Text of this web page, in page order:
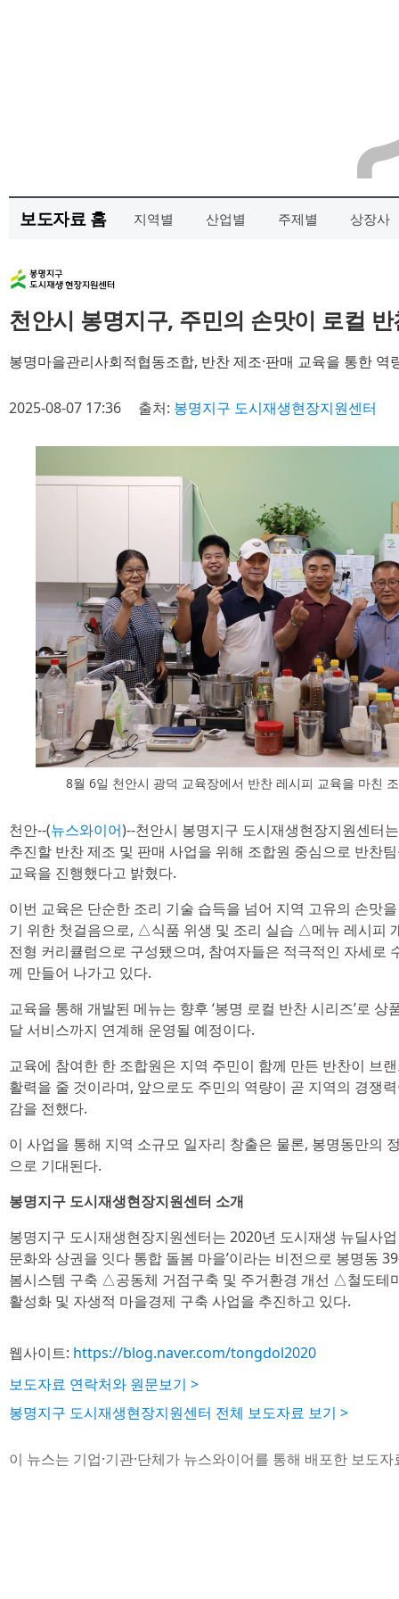
보도자료 홈 지역별 산업별 주제별 상장사
천안시 봉명지구, 주민의 손맛이 로컬
봉명마을관리사회적협동조합, 반찬 제조·판매 교육을 통한 역
2025-08-07 17:36 출처: 봉명지구 도시재생현장지원센터
8월 6일 천안시 광덕 교육장에서 반찬 레시피 교육을 마친
천안--(뉴스와이어)--천안시 봉명지구 도시재생현장지원센터
추진할 반찬 제조 및 판매 사업을 위해 조합원 중심으로 반찬
교육을 진행했다고 밝혔다.
이번 교육은 단순한 조리 기술 습득을 넘어 지역 고유의 손맛
기 위한 첫걸음으로, △식품 위생 및 조리 실습 △메뉴 레시피
전형 커리큘럼으로 구성됐으며, 참여자들은 적극적인 자세로
께 만들어 나가고 있다.
교육을 통해 개발된 메뉴는 향후 ‘봉명 로컬 반찬 시리즈’로
달 서비스까지 연계해 운영될 예정이다.
교육에 참여한 한 조합원은 지역 주민이 함께 만든 반찬이 브
활력을 줄 것이라며, 앞으로도 주민의 역량이 곧 지역의 경쟁
감을 전했다.
이 사업을 통해 지역 소규모 일자리 창출은 물론, 봉명동만의
으로 기대된다.
봉명지구 도시재생현장지원센터 소개
봉명지구 도시재생현장지원센터는 2020년 도시재생 뉴딜사
문화와 상권을 잇다 통합 돌봄 마을’이라는 비전으로 봉명동
봄시스템 구축 △공동체 거점구축 및 주거환경 개선 △철도테
활성화 및 자생적 마을경제 구축 사업을 추진하고 있다.
웹사이트: https://blog.naver.com/tongdol2020
보도자료 연락처와 원문보기 >
봉명지구 도시재생현장지원센터 전체 보도자료 보기 >
이 뉴스는 기업·기관·단체가 뉴스와이어를 통해 배포한 보도